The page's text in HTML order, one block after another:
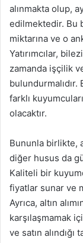
alınmakta olup,
edilmektedir. Bu
miktarına ve o
Yatırımcılar,
zamanda işçilik
farklı
olacaktır.
Bununla birlikte,
diğer husus da
Kaliteli bir
fiyatlar sunar ve
Ayrıca, altın
karşılaşmamak
ve satın